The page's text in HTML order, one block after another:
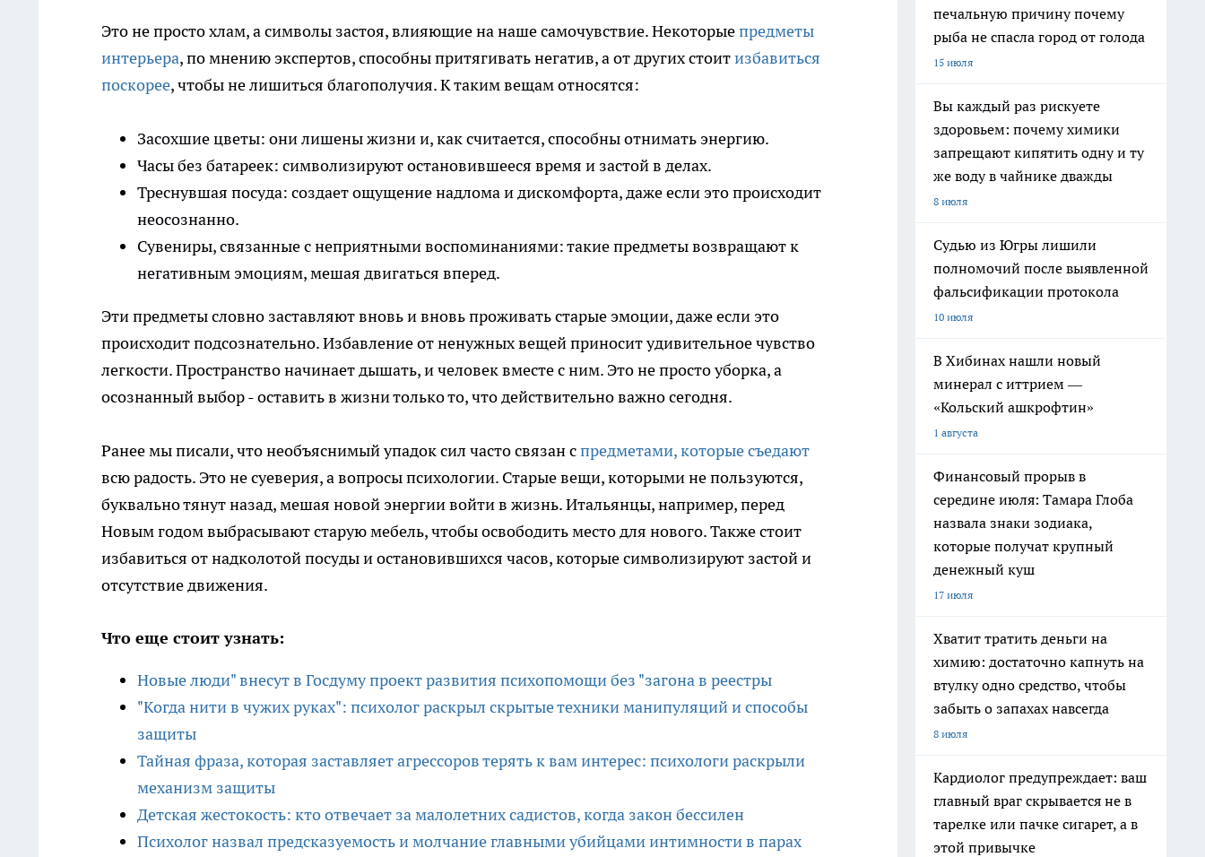
Это не просто хлам, а символы застоя, влияющие на наше самочувствие. Некоторыепредметы
интерьера, по мнению экспертов, способны притягивать негатив, а от других стоитизбавиться
поскорее, чтобы не лишиться благополучия. К таким вещам относятся:
Засохшие цветы: они лишены жизни и, как считается, способны отнимать энергию.
Часы без батареек: символизируют остановившееся время и застой в делах.
Треснувшая посуда: создает ощущение надлома и дискомфорта, даже если это происходит
неосознанно.
Сувениры, связанные с неприятными воспоминаниями: такие предметы возвращают к
негативным эмоциям, мешая двигаться вперед.
Эти предметы словно заставляют вновь и вновь проживать старые эмоции, даже если это
происходит подсознательно. Избавление от ненужных вещей приносит удивительное чувство
легкости. Пространство начинает дышать, и человек вместе с ним. Это не просто уборка, а
осознанный выбор - оставить в жизни только то, что действительно важно сегодня.
Ранее мы писали, что необъяснимый упадок сил часто связан спредметами, которые съедают
всю радость. Это не суеверия, а вопросы психологии. Старые вещи, которыми не пользуются,
буквально тянут назад, мешая новой энергии войти в жизнь. Итальянцы, например, перед
Новым годом выбрасывают старую мебель, чтобы освободить место для нового. Также стоит
избавиться от надколотой посуды и остановившихся часов, которые символизируют застой и
отсутствие движения.
Что еще стоит узнать:
Новые люди" внесут в Госдуму проект развития психопомощи без "загона в реестры
"Когда нити в чужих руках": психолог раскрыл скрытые техники манипуляций и способы
защиты
Тайная фраза, которая заставляет агрессоров терять к вам интерес: психологи раскрыли
механизм защиты
Детская жестокость: кто отвечает за малолетних садистов, когда закон бессилен
Психолог назвал предсказуемость и молчание главными убийцами интимности в парах
печальную причину почему
рыба не спасла город от голода
15 июля
Вы каждый раз рискуете
здоровьем: почему химики
запрещают кипятить одну и ту
же воду в чайнике дважды
8 июля
Судью из Югры лишили
полномочий после выявленной
фальсификации протокола
10 июля
В Хибинах нашли новый
минерал с иттрием —
«Кольский ашкрофтин»
1 августа
Финансовый прорыв в
середине июля: Тамара Глоба
назвала знаки зодиака,
которые получат крупный
денежный куш
17 июля
Хватит тратить деньги на
химию: достаточно капнуть на
втулку одно средство, чтобы
забыть о запахах навсегда
8 июля
Кардиолог предупреждает: ваш
главный враг скрывается не в
тарелке или пачке сигарет, а в
этой привычке